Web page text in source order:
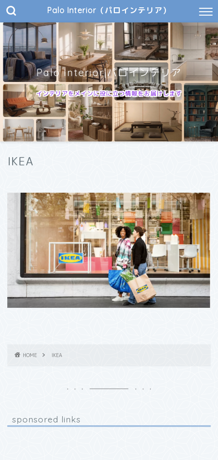
Palo Interior（パロインテリア）
Palo Interior|パロインテリア
インテリアをメインに役に立つ情報をお届けします
IKEA
HOME IKEA
sponsored links